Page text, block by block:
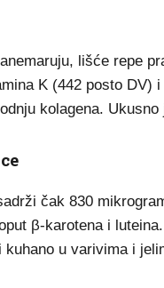
lišće repe
K (442 posto DV)
kolagena.
čak 830
β-karotena i
kuhano u varivima i